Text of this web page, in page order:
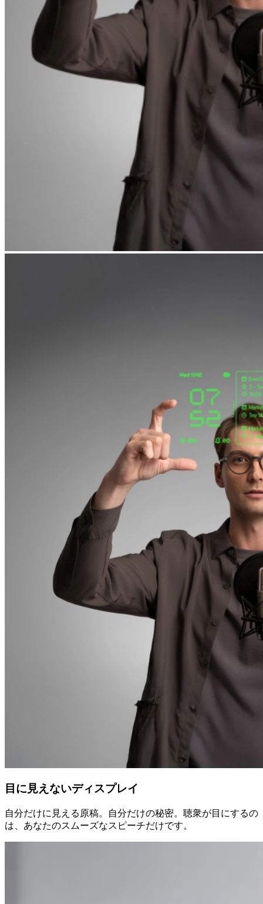
目に見えないディスプレイ
自分だけに見える原稿。自分だけの秘密。聴衆が目にするの
は、あなたのスムーズなスピーチだけです。